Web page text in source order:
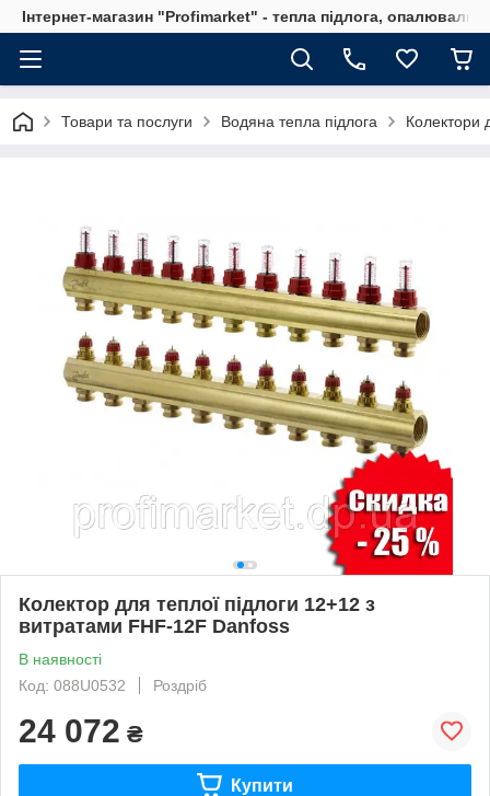
Інтернет-магазин "Profimarket" - тепла підлога,
Товари та послуги Водяна тепла підлога Колектори
Колектор для теплої підлоги 12+12 з
витратами FHF-12F Danfoss
В наявності
Код: 088U0532
Роздріб
24 072 ₴
Купити